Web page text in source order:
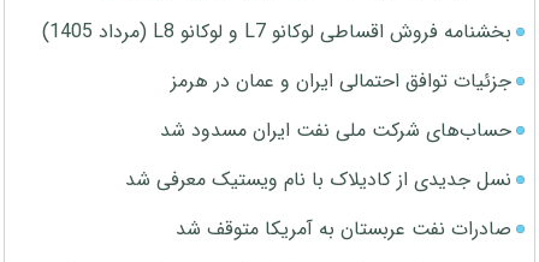
بخشنامه فروش اقساطی لوکانو L7 و لوکانو L8 (مرداد 1405)
جزئیات توافق احتمالی ایران و عمان در هرمز
حساب‌های شرکت ملی نفت ایران مسدود شد
نسل جدیدی از کادیلاک با نام ویستیک معرفی شد
صادرات نفت عربستان به آمریکا متوقف شد